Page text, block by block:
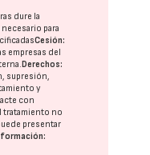
dure la
para
Cesión:
empresas del
Derechos:
supresión,
y
con
tratamiento no
presentar